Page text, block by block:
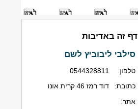
דף זה באדיבות
סילבי ליבוביץ לשם
טלפון:
0544328811
כתובת:
דוד רמז 46 קרית אונו
אתר: